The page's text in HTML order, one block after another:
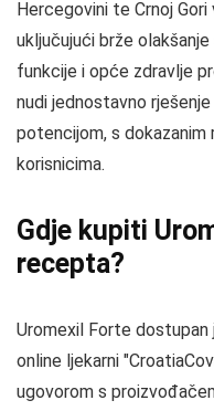
Hercegovini te Crnoj
uključujući brže
funkcije i opće zdravlje
nudi jednostavno
potencijom, s
korisnicima.
Gdje kupiti
recepta?
Uromexil Forte dostupan
online ljekarni
ugovorom s